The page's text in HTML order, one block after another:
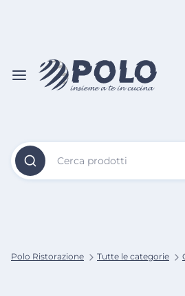
Cerca prodotti
Polo Ristorazione Tutte le categorie